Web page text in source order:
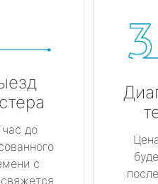
до
с